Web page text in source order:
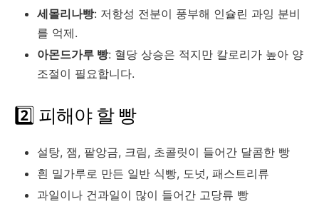
세몰리나빵: 저항성 전분이 풍부해 인슐린 과잉 분비
를 억제.
아몬드가루 빵: 혈당 상승은 적지만 칼로리가 높아 양
조절이 필요합니다.
2️⃣ 피해야 할 빵
설탕, 잼, 팥앙금, 크림, 초콜릿이 들어간 달콤한 빵
흰 밀가루로 만든 일반 식빵, 도넛, 패스트리류
과일이나 건과일이 많이 들어간 고당류 빵